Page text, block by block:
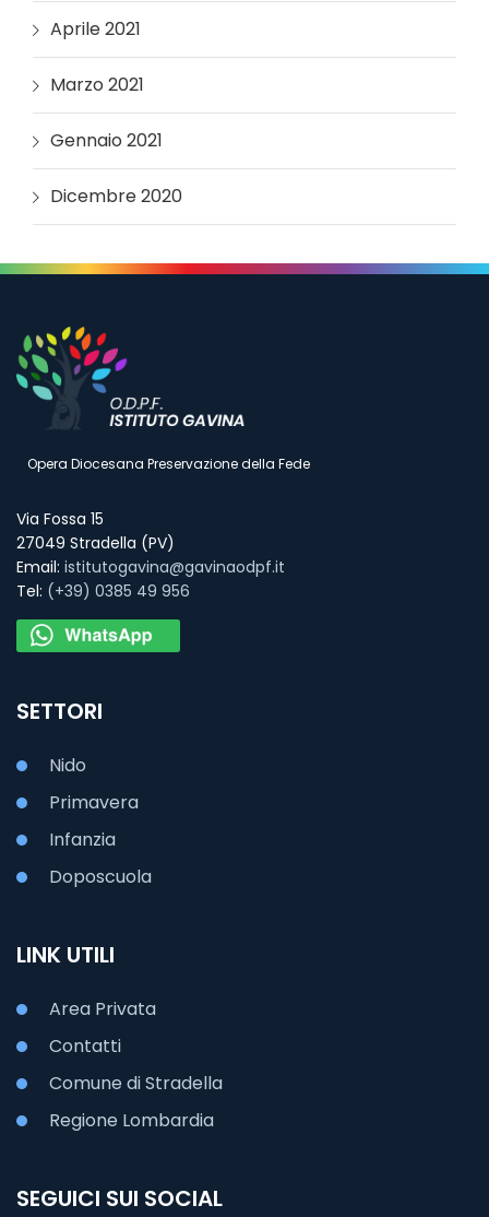
Aprile 2021
Marzo 2021
Gennaio 2021
Dicembre 2020
Opera Diocesana Preservazione della Fede
Via Fossa 15
27049 Stradella (PV)
Email: istitutogavina@gavinaodpf.it
Tel: (+39) 0385 49 956
SETTORI
Nido
Primavera
Infanzia
Doposcuola
LINK UTILI
Area Privata
Contatti
Comune di Stradella
Regione Lombardia
SEGUICI SUI SOCIAL